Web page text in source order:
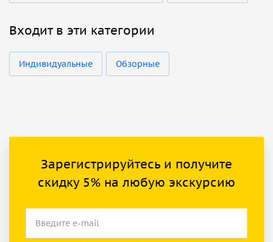
Входит в эти категории
Индивидуальные Обзорные
Зарегистрируйтесь и получите
скидку 5% на любую экскурсию